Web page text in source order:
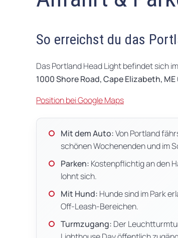
So erreichst du das
Das Portland Head Light befindet sich
1000 Shore Road, Cape Elizabeth, ME
Position bei Google Maps
Mit dem Auto:Von Portland
schönen Wochenenden und im
Parken: Kostenpflichtig an den
lohnt sich.
Mit Hund: Hunde sind im Park
Off-Leash-Bereichen.
Turmzugang: Der